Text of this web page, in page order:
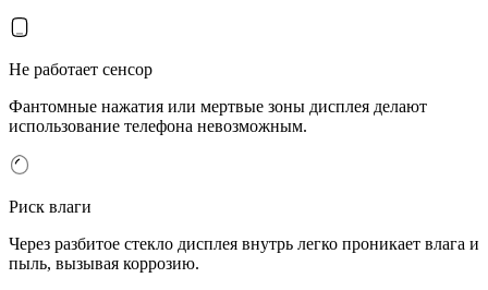
Не работает сенсор
Фантомные нажатия или мертвые зоны дисплея делают
использование телефона невозможным.
Риск влаги
Через разбитое стекло дисплея внутрь легко проникает влага и
пыль, вызывая коррозию.